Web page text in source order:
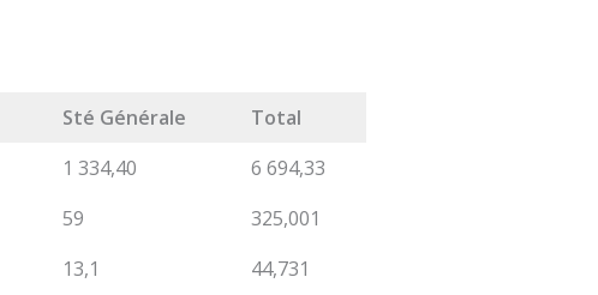
Sté Générale
Total
1 334,40
6 694,33
59
325,001
13,1
44,731